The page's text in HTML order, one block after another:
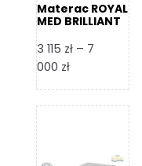
Materac ROYAL
MED BRILLIANT
3 115 zł – 7
000 złZakres
od